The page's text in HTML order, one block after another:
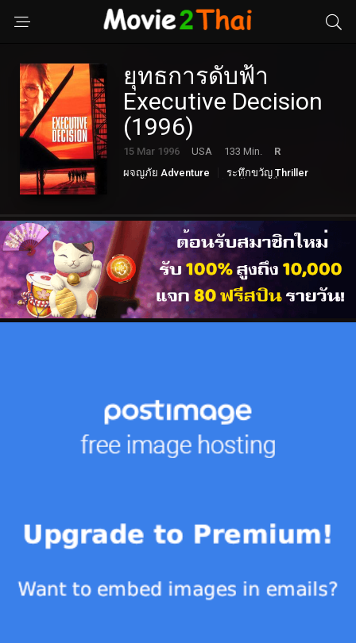
ยุทธการดับฟ้า
Executive Decision
(1996)
15 Mar 1996 USA 133 Min.
R
ผจญภัย Adventure
ระทึกขวัญ Thriller